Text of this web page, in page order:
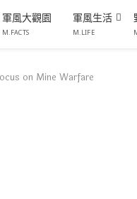
軍風大觀園
M.FACTS
軍風生活
M.LIFE
on Mine Warfare